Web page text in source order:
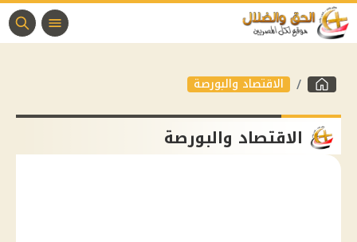
الاقتصاد والبورصة
الاقتصاد والبورصة